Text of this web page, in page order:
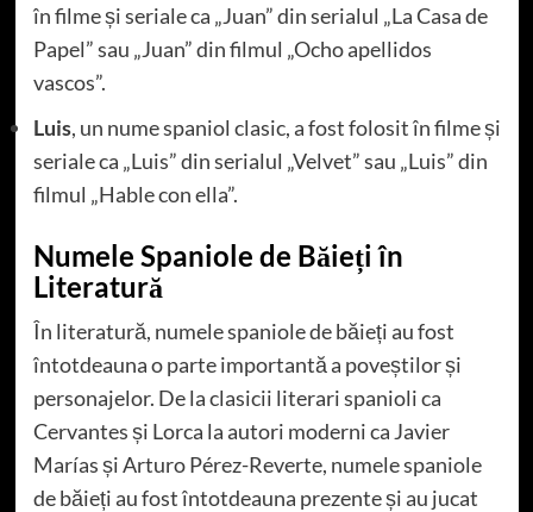
în filme și seriale ca „Juan” din serialul „La Casa de
Papel” sau „Juan” din filmul „Ocho apellidos
vascos”.
Luis, un nume spaniol clasic, a fost folosit în filme și
seriale ca „Luis” din serialul „Velvet” sau „Luis” din
filmul „Hable con ella”.
Numele Spaniole de Băieți în
Literatură
În literatură, numele spaniole de băieți au fost
întotdeauna o parte importantă a poveștilor și
personajelor. De la clasicii literari spanioli ca
Cervantes și Lorca la autori moderni ca Javier
Marías și Arturo Pérez-Reverte, numele spaniole
de băieți au fost întotdeauna prezente și au jucat